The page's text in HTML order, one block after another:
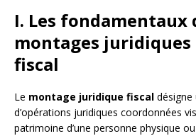
I. Les fondamentaux
montages
fiscal
Le montage juridique fiscal désigne
d’opérations juridiques coordonnées
patrimoine d’une personne physique